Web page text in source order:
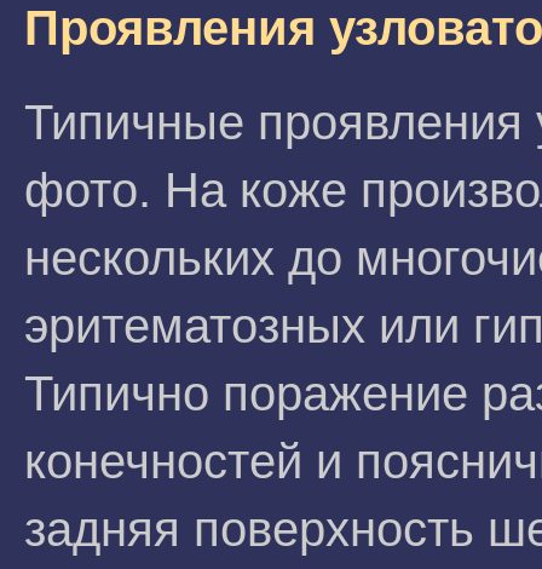
Проявления
Типичные проявления
фото. На коже
нескольких до
эритематозных или
Типично поражение
конечностей и
задняя поверхность